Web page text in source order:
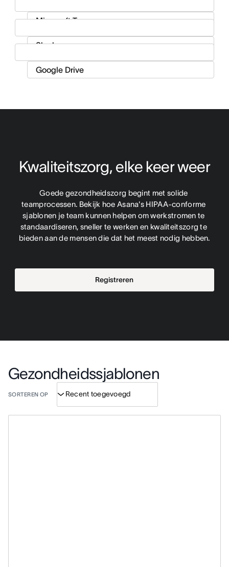
Kwaliteitszorg, elke keer weer
Goede gezondheidszorg begint met solide
teamprocessen. Bekijk hoe Asana's HIPAA-conforme
sjablonen je team kunnen helpen om werkstromen te
standaardiseren, sneller te werken en kwaliteitszorg te
bieden aan de mensen die dat het meest nodig hebben.
Registreren
Gezondheidssjablonen
SORTEREN OP